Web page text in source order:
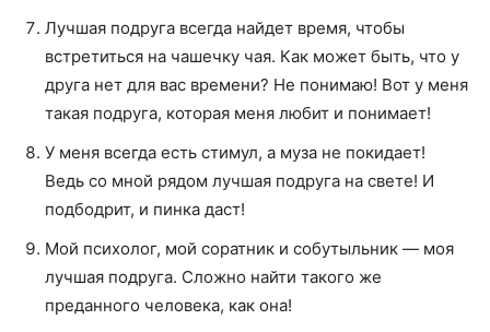
Лучшая подруга всегда найдет время, чтобы
встретиться на чашечку чая. Как может быть, что у
друга нет для вас времени? Не понимаю! Вот у меня
такая подруга, которая меня любит и понимает!
У меня всегда есть стимул, а муза не покидает!
Ведь со мной рядом лучшая подруга на свете! И
подбодрит, и пинка даст!
Мой психолог, мой соратник и собутыльник — моя
лучшая подруга. Сложно найти такого же
преданного человека, как она!